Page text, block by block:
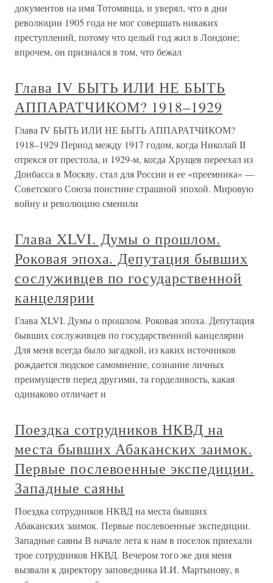
документов на имя Тотомянца, и уверял, что в дни
революции 1905 года не мог совершать никаких
преступлений, потому что целый год жил в Лондоне;
впрочем, он признался в том, что бежал
Глава IV БЫТЬ ИЛИ НЕ БЫТЬ
АППАРАТЧИКОМ? 1918–1929
Глава IV БЫТЬ ИЛИ НЕ БЫТЬ АППАРАТЧИКОМ?
1918–1929 Период между 1917 годом, когда Николай II
отрекся от престола, и 1929-м, когда Хрущев переехал из
Донбасса в Москву, стал для России и ее «преемника» —
Советского Союза поистине страшной эпохой. Мировую
войну и революцию сменили
Глава XLVI. Думы о прошлом.
Роковая эпоха. Депутация бывших
сослуживцев по государственной
канцелярии
Глава XLVI. Думы о прошлом. Роковая эпоха. Депутация
бывших сослуживцев по государственной канцелярии
Для меня всегда было загадкой, из каких источников
рождается людское самомнение, сознание личных
преимуществ перед другими, та горделивость, какая
одинаково отличает и
Поездка сотрудников НКВД на
места бывших Абаканских заимок.
Первые послевоенные экспедиции.
Западные саяны
Поездка сотрудников НКВД на места бывших
Абаканских заимок. Первые послевоенные экспедиции.
Западные саяны В начале лета к нам в поселок приехали
трое сотрудников НКВД. Вечером того же дня меня
вызвали к директору заповедника И.И. Мартынову, в